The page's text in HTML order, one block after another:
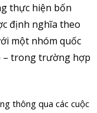
thực hiện bốn
định nghĩa theo
một nhóm quốc
– trong trường hợp
thông qua các cuộc